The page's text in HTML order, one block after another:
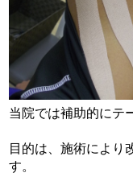
当院では補助的にテ
目的は、施術により
す。